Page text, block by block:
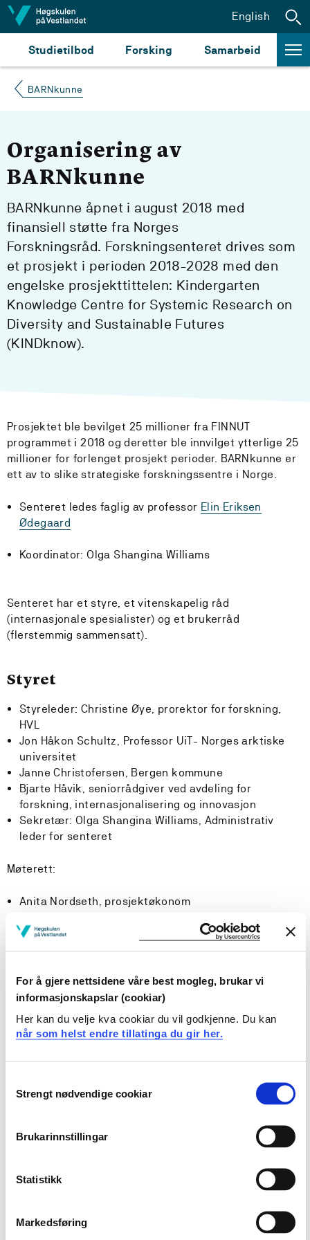
For å gjere nettsidene våre best mogleg, brukar vi
informasjonskapslar (cookiar)
Her kan du velje kva cookiar du vil godkjenne. Du kan
når som helst endre tillatinga du gir her.
Selection
Strengt nødvendige cookiar
Brukarinnstillingar
Statistikk
Markedsføring
Hopp til innhald
Studietilbod Forsking Samarbeid
English
BARNkunne
Organisering av
BARNkunne
BARNkunne åpnet i august 2018 med
finansiell støtte fra Norges
Forskningsråd. Forskningsenteret drives som
et prosjekt i perioden 2018-2028 med den
engelske prosjekttittelen: Kindergarten
Knowledge Centre for Systemic Research on
Diversity and Sustainable Futures
(KINDknow).
Prosjektet ble bevilget 25 millioner fra FINNUT
programmet i 2018 og deretter ble innvilget ytterlige 25
millioner for forlenget prosjekt perioder. BARNkunne er
ett av to slike strategiske forskningssentre i Norge.
Senteret ledes faglig av professor Elin Eriksen
Ødegaard
Koordinator: Olga Shangina Williams
Senteret har et styre, et vitenskapelig råd
(internasjonale spesialister) og et brukerråd
(flerstemmig sammensatt).
Styret
Styreleder: Christine Øye, prorektor for forskning,
HVL
Jon Håkon Schultz, Professor UiT- Norges arktiske
universitet
Janne Christofersen, Bergen kommune
Bjarte Håvik, seniorrådgiver ved avdeling for
forskning, internasjonalisering og innovasjon
Sekretær: Olga Shangina Williams, Administrativ
leder for senteret
Møterett:
Anita Nordseth, prosjektøkonom
Eivind Aadland
Senteret har flere stipendiater og postdoc-stillinger.
senteret med ulike oppgaver. Flere forskere, studenter,
forskningsassistenter og samarbeidspartnere er
og arbeidspakker.
utdanning, både i barnehagelærerutdanningene ved